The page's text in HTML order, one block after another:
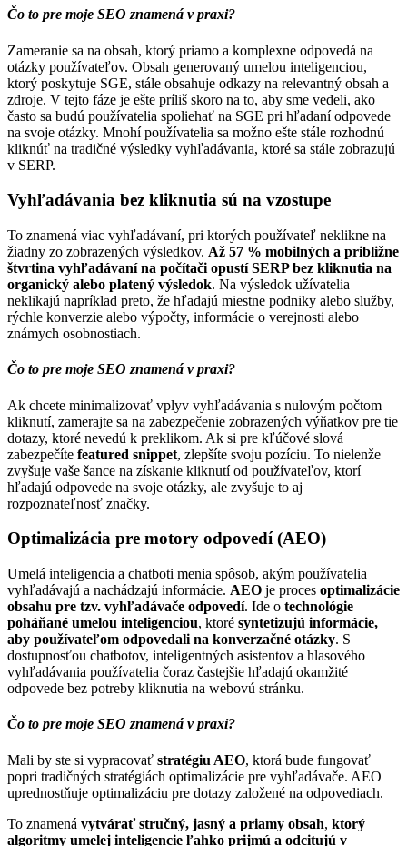
Čo to pre moje SEO znamená v praxi?
Zameranie sa na obsah, ktorý priamo a komplexne odpovedá na
otázky používateľov. Obsah generovaný umelou inteligenciou,
ktorý poskytuje SGE, stále obsahuje odkazy na relevantný obsah a
zdroje. V tejto fáze je ešte príliš skoro na to, aby sme vedeli, ako
často sa budú používatelia spoliehať na SGE pri hľadaní odpovede
na svoje otázky. Mnohí používatelia sa možno ešte stále rozhodnú
kliknúť na tradičné výsledky vyhľadávania, ktoré sa stále zobrazujú
v SERP.
Vyhľadávania bez kliknutia sú na vzostupe
To znamená viac vyhľadávaní, pri ktorých používateľ neklikne na
žiadny zo zobrazených výsledkov. Až 57 % mobilných a približne
štvrtina vyhľadávaní na počítači opustí SERP bez kliknutia na
organický alebo platený výsledok. Na výsledok užívatelia
neklikajú napríklad preto, že hľadajú miestne podniky alebo služby,
rýchle konverzie alebo výpočty, informácie o verejnosti alebo
známych osobnostiach.
Čo to pre moje SEO znamená v praxi?
Ak chcete minimalizovať vplyv vyhľadávania s nulovým počtom
kliknutí, zamerajte sa na zabezpečenie zobrazených výňatkov pre tie
dotazy, ktoré nevedú k preklikom. Ak si pre kľúčové slová
zabezpečíte featured snippet, zlepšíte svoju pozíciu. To nielenže
zvyšuje vaše šance na získanie kliknutí od používateľov, ktorí
hľadajú odpovede na svoje otázky, ale zvyšuje to aj
rozpoznateľnosť značky.
Optimalizácia pre motory odpovedí (AEO)
Umelá inteligencia a chatboti menia spôsob, akým používatelia
vyhľadávajú a nachádzajú informácie. AEO je proces optimalizácie
obsahu pre tzv. vyhľadávače odpovedí. Ide o technológie
poháňané umelou inteligenciou, ktoré syntetizujú informácie,
aby používateľom odpovedali na konverzačné otázky. S
dostupnosťou chatbotov, inteligentných asistentov a hlasového
vyhľadávania používatelia čoraz častejšie hľadajú okamžité
odpovede bez potreby kliknutia na webovú stránku.
Čo to pre moje SEO znamená v praxi?
Mali by ste si vypracovať stratégiu AEO, ktorá bude fungovať
popri tradičných stratégiách optimalizácie pre vyhľadávače. AEO
uprednostňuje optimalizáciu pre dotazy založené na odpovediach.
To znamená vytvárať stručný, jasný a priamy obsah, ktorý
algoritmy umelej inteligencie ľahko prijmú a odcitujú v